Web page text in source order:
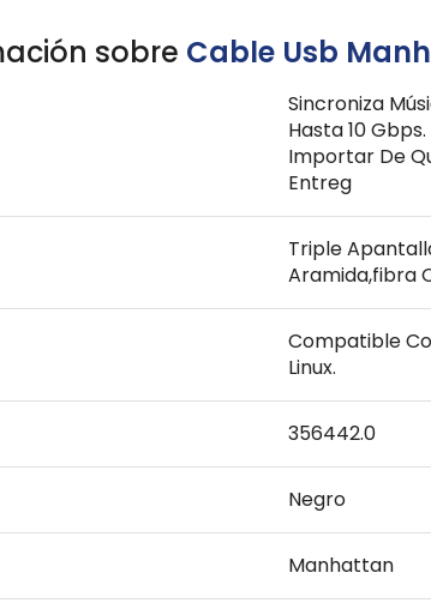
sobre Cable Usb
Sincroniza
Hasta 10
Importar De
Entreg
Triple
Aramida,fibra
Compatible
Linux.
356442.0
Negro
Manhattan